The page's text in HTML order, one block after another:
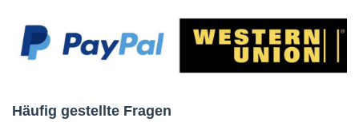
Häufig gestellte Fragen